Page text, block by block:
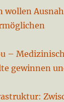
wollen
–
gewinnen